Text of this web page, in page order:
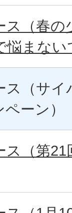
ス（春の
悩まない
ス（サ
ーン）
ス（第